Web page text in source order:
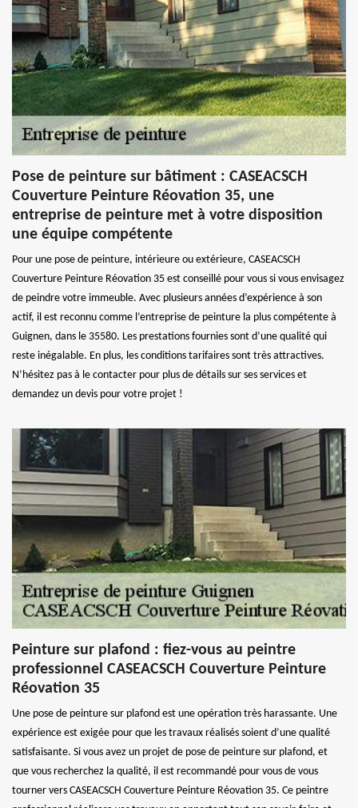
Pose de peinture sur bâtiment : CASEACSCH
Couverture Peinture Réovation 35, une
entreprise de peinture met à votre disposition
une équipe compétente
Pour une pose de peinture, intérieure ou extérieure, CASEACSCH
Couverture Peinture Réovation 35 est conseillé pour vous si vous envisagez
de peindre votre immeuble. Avec plusieurs années d’expérience à son
actif, il est reconnu comme l’entreprise de peinture la plus compétente à
Guignen, dans le 35580. Les prestations fournies sont d’une qualité qui
reste inégalable. En plus, les conditions tarifaires sont très attractives.
N’hésitez pas à le contacter pour plus de détails sur ses services et
demandez un devis pour votre projet !
Peinture sur plafond : fiez-vous au peintre
professionnel CASEACSCH Couverture Peinture
Réovation 35
Une pose de peinture sur plafond est une opération très harassante. Une
expérience est exigée pour que les travaux réalisés soient d’une qualité
satisfaisante. Si vous avez un projet de pose de peinture sur plafond, et
que vous recherchez la qualité, il est recommandé pour vous de vous
tourner vers CASEACSCH Couverture Peinture Réovation 35. Ce peintre